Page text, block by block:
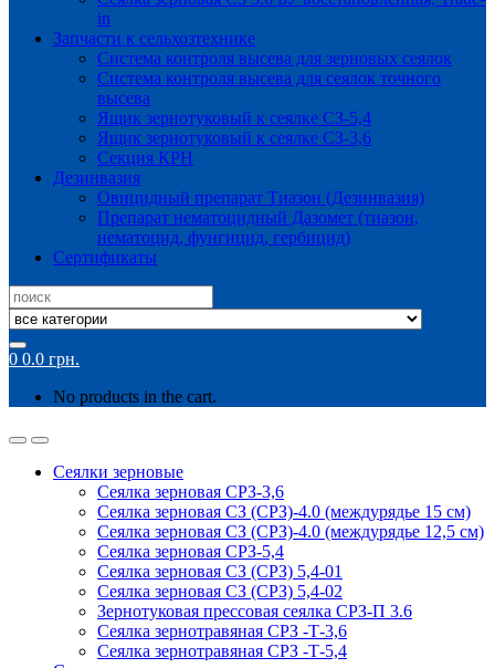
in
Запчасти к сельхозтехнике
Система контроля высева для зерновых сеялок
Система контроля высева для сеялок точного
высева
Ящик зернотуковый к сеялке СЗ-5,4
Ящик зернотуковый к сеялке СЗ-3,6
Секция КРН
Дезинвазия
Овицидный препарат Тиазон (Дезинвазия)
Препарат нематоцидный Дазомет (тиазон,
нематоцид, фунгицид, гербицид)
Сертификаты
Search
for:
0 0.0 грн.
No products in the cart.
Сеялки зерновые
Сеялка зерновая СРЗ-3,6
Сеялка зерновая СЗ (СРЗ)-4.0 (междурядье 15 см)
Сеялка зерновая СЗ (СРЗ)-4.0 (междурядье 12,5 см)
Сеялка зерновая СРЗ-5,4
Сеялка зерновая СЗ (СРЗ) 5,4-01
Сеялка зерновая СЗ (СРЗ) 5,4-02
Зернотуковая прессовая сеялка СРЗ-П 3.6
Сеялка зернотравяная СРЗ -Т-3,6
Сеялка зернотравяная СРЗ -Т-5,4